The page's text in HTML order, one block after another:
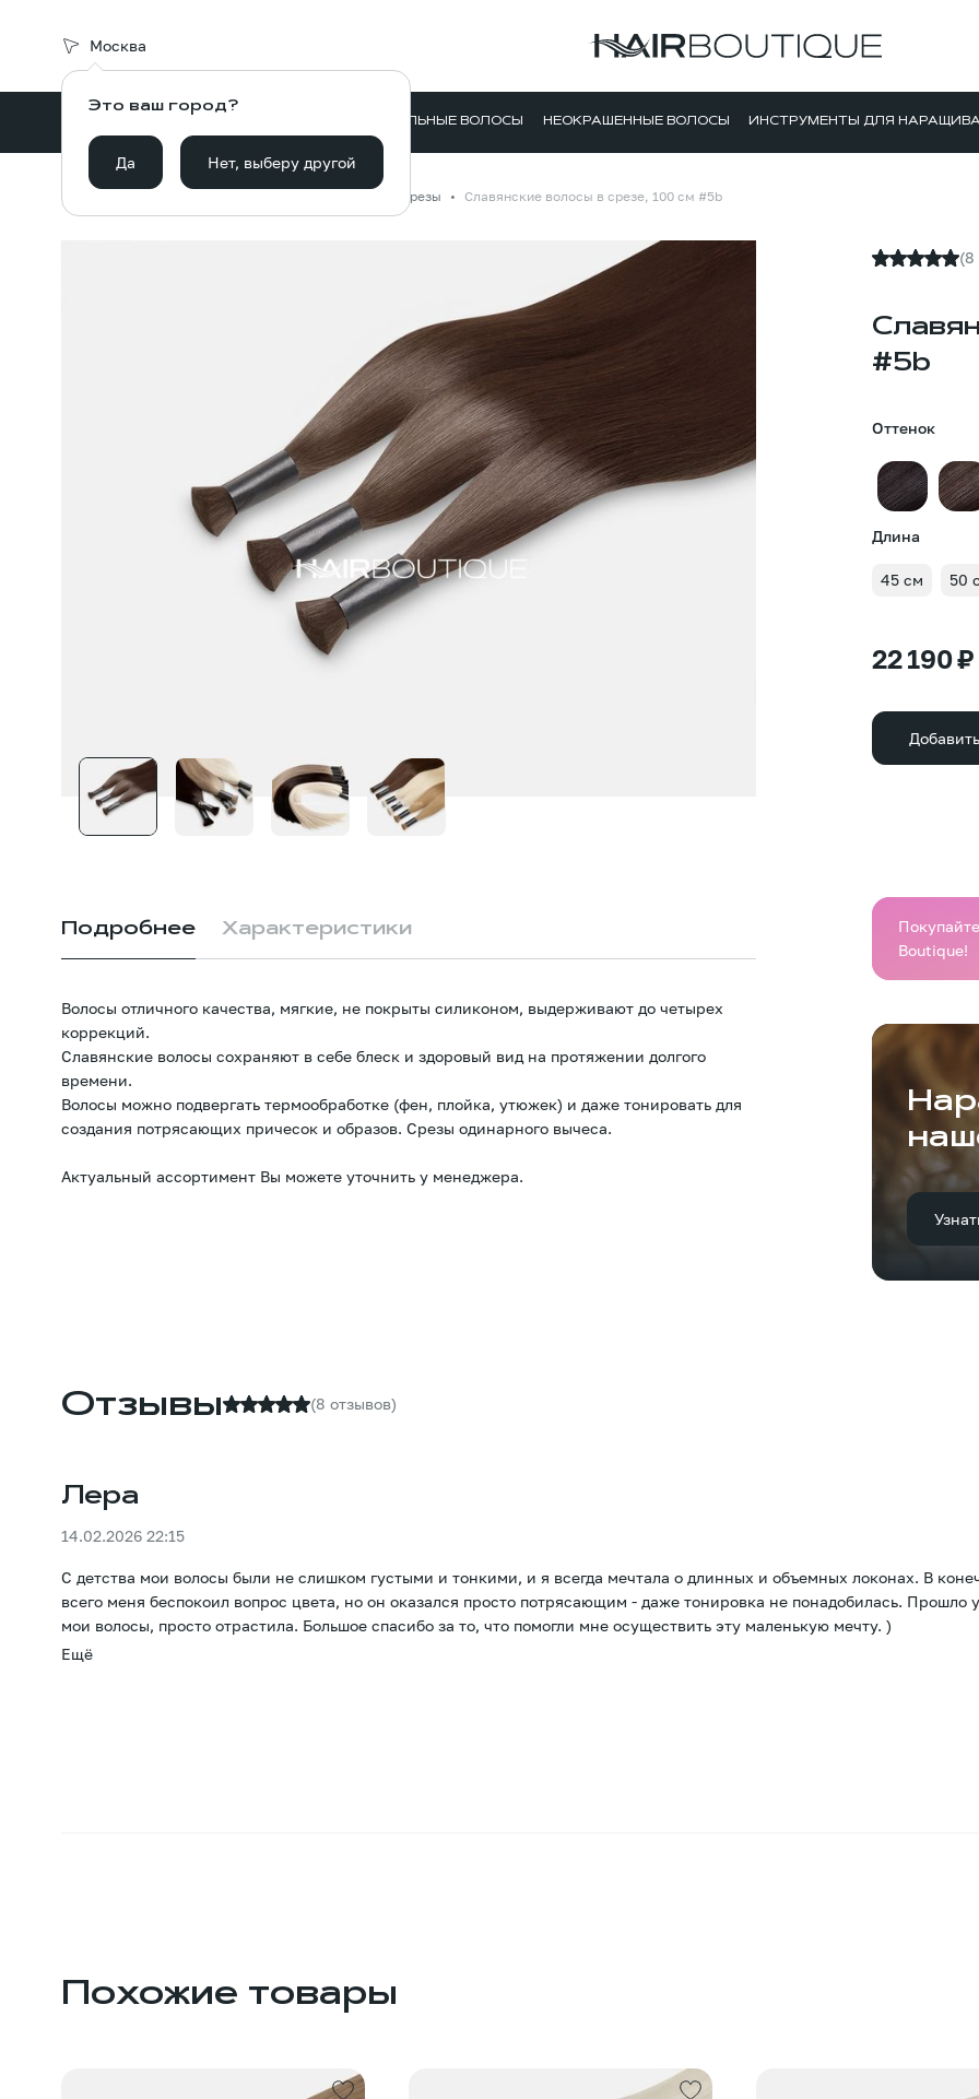
Москва
Это ваш город?
Да Нет, выберу другой
НАТУРАЛЬНЫЕ ВОЛОСЫ НЕОКРАШЕННЫЕ ВОЛОСЫ ИНСТРУМЕНТЫ ДЛЯ
Срезы Славянские волосы в срезе, 100 см #5b
(8
#5b
Оттенок
Длина
45 см 50
22 190 ₽
Подробнее Характеристики
Волосы отличного качества, мягкие, не покрыты силиконом, выдерживают до четырех
коррекций.
Славянские волосы сохраняют в себе блеск и здоровый вид на протяжении долгого
времени.
Волосы можно подвергать термообработке (фен, плойка, утюжек) и даже тонировать для
создания потрясающих причесок и образов. Срезы одинарного вычеса.
Актуальный ассортимент Вы можете уточнить у менеджера.
Boutique!
Отзывы (8 отзывов)
Лера
14.02.2026 22:15
С детства мои волосы были не слишком густыми и тонкими, и я всегда мечтала о длинных и объемных локонах. В
всего меня беспокоил вопрос цвета, но он оказался просто потрясающим - даже тонировка не понадобилась.
мои волосы, просто отрастила. Большое спасибо за то, что помогли мне осуществить эту маленькую мечту. )
Ещё
Похожие товары